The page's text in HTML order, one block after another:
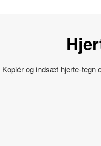
Kopiér og indsæt hjerte‑tegn